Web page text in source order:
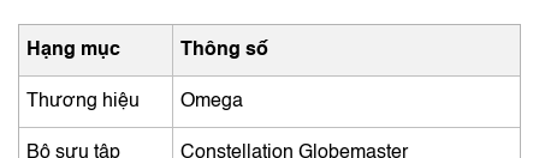
Hạng mục Thông số
Thương hiệu Omega
Bộ sưu tập Constellation Globemaster